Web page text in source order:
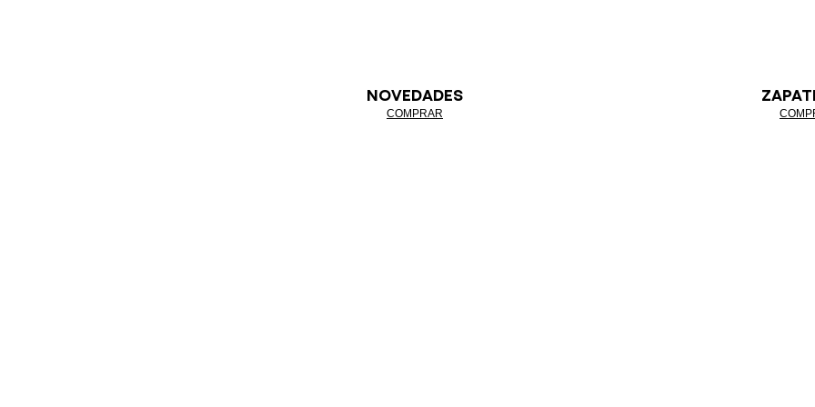
NOVEDADES
COMPRAR